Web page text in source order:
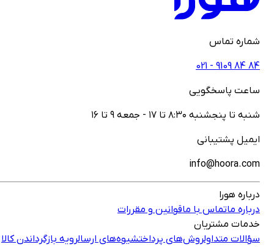
تماس
021 - ‎9109‎ ‎84‎
پاسخگویی
تا پنجشنبه ۸:۳۰ تا ۱۷ - جمعه ۹ تا ۱۶
پشتیبانی
هورا
ماتماس با ماقوانین و مقررات
مشتریان
متداولروش‌های پرداختشیوه‌های ارسالرویه بازگرداندن کالا